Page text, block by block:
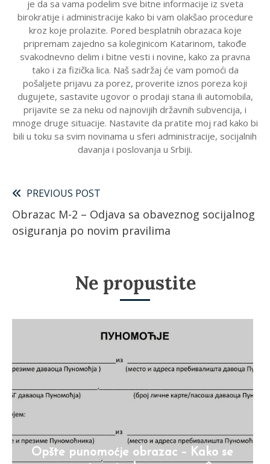
je da sa vama podelim sve bitne informacije iz sveta
birokratije i administracije kako bi vam olakšao procedure
kroz koje prolazite. Pored besplatnih obrazaca koje
pripremam zajedno sa koleginicom Katarinom, takođe
svakodnevno delim i bitne vesti i novine, kako za pravna
tako i za fizička lica. Naš sadržaj će vam pomoći da
pošaljete prijavu za porez, proverite iznos poreza koji
dugujete, sastavite ugovor o prodaji stana ili automobila,
prijavite se za neku od najnovijih državnih subvencija, i
mnoge druge situacije. Nastavite da pratite moj rad kako bi
bili u toku sa svim novinama u sferi administracije, socijalnih
davanja i poslovanja u Srbiji.
Pročitajte
više
članaka
PREVIOUS POST
Obrazac M-2 – Odjava sa obaveznog socijalnog
osiguranja po novim pravilima
Ne propustite
Opšte punomoćje obrazac – Kako se